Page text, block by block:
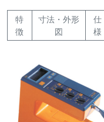
特
徴
寸法・外形
図
仕
様